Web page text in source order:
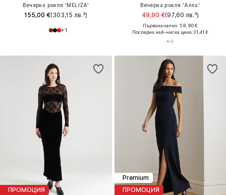
Вечерна рокля 'MELIZA'
155,00 €(303,15 лв.³)
+1
Вечерна рокля 'Anna'
49,90 €(97,60 лв.³)
Първоначално: 59,90 €
Последна най-ниска цена:31,41 €
ПРОМОЦИЯ
Premium
ПРОМОЦИЯ